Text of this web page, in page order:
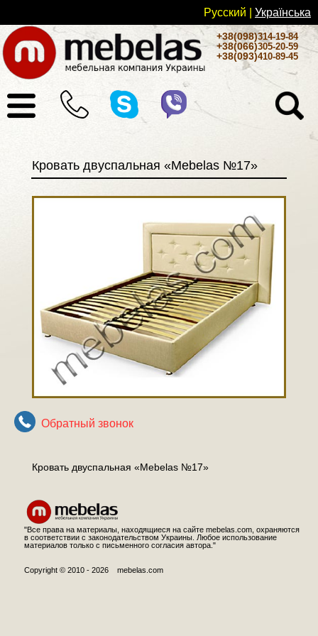
Русский Українськa
+38(098)314-19-84
+38(066)305-20-59
+38(093)410-89-45
Кровать двуспальная «Mebelas №17»
Обратный звонок
Кровать двуспальная «Mebelas №17»
"Все права на материалы, находящиеся на сайте mebelas.com, охраняются
в соответствии с законодательством Украины. Любое использование
материалов только с письменного согласия автора."
Copyright © 2010 - 2026 mebelas.com